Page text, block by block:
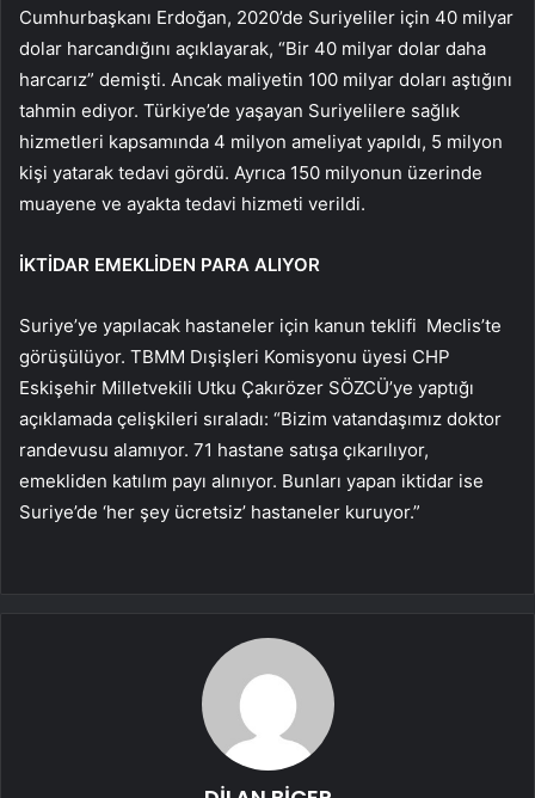
Cumhurbaşkanı Erdoğan, 2020’de Suriyeliler için 40 milyar
dolar harcandığını açıklayarak, “Bir 40 milyar dolar daha
harcarız” demişti. Ancak maliyetin 100 milyar doları aştığını
tahmin ediyor. Türkiye’de yaşayan Suriyelilere sağlık
hizmetleri kapsamında 4 milyon ameliyat yapıldı, 5 milyon
kişi yatarak tedavi gördü. Ayrıca 150 milyonun üzerinde
muayene ve ayakta tedavi hizmeti verildi.
İKTİDAR EMEKLİDEN PARA ALIYOR
Suriye’ye yapılacak hastaneler için kanun teklifi Meclis’te
görüşülüyor. TBMM Dışişleri Komisyonu üyesi CHP
Eskişehir Milletvekili Utku Çakırözer SÖZCÜ’ye yaptığı
açıklamada çelişkileri sıraladı: “Bizim vatandaşımız doktor
randevusu alamıyor. 71 hastane satışa çıkarılıyor,
emekliden katılım payı alınıyor. Bunları yapan iktidar ise
Suriye’de ‘her şey ücretsiz’ hastaneler kuruyor.”